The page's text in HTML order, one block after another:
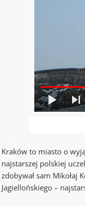
Kraków to miasto o
najstarszej polskiej
zdobywał sam
Jagiellońskiego –